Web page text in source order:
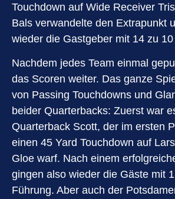
Touchdown auf Wide Receiver
Bals verwandelte den Extrapunkt
wieder die Gastgeber mit 14 zu
Nachdem jedes Team einmal
das Scoren weiter. Das ganze
von Passing Touchdowns und
beider Quarterbacks: Zuerst war
Quarterback Scott, der im ersten
einen 45 Yard Touchdown auf
Gloe warf. Nach einem
gingen also wieder die Gäste mit
Führung. Aber auch der